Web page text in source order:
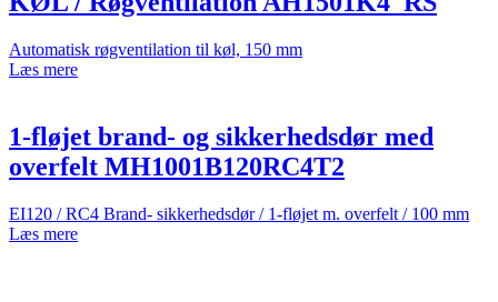
Automatisk røgventilation til køl, 150 mm
Læs mere
1-fløjet brand- og sikkerhedsdør med
overfelt MH1001B120RC4T2
EI120 / RC4 Brand- sikkerhedsdør / 1-fløjet m. overfelt / 100 mm
Læs mere